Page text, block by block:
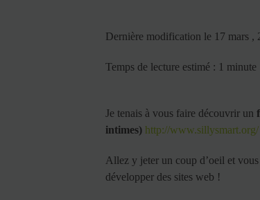
Dernière modification le 17 mars ,
Temps de lecture estimé : 1 minute
Je tenais à vous faire découvrir un
intimes) http://www.sillysmart.org/
Allez y jeter un coup d’oeil et
développer des sites web !